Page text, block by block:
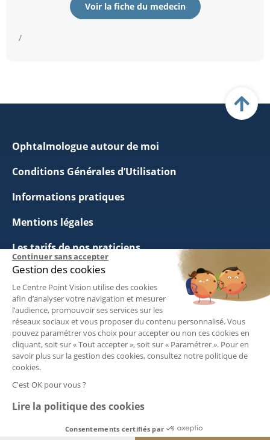
Voir la fiche du medecin
/
Ophtalmologue autour de moi
Conditions Générales d’Utilisation
Informations pratiques
Mentions légales
Les tarifs de nos praticiens
Politique de Confidentialité
Questions Fréquentes
Politique de Gestion des Cookies
Suivez-nous :
Continuer sans accepter
Gestion des cookies
Le Centre Point Vision utilise des cookies
afin d’analyser votre navigation et mesurer
l’audience, promouvoir ses services sur les
réseaux sociaux et vous proposer du contenu personnalisé. Vous
pouvez paramétrer vos choix pour accepter ou non ces cookies en
cliquant, soit sur « Tout accepter », soit sur « Paramétrer ». Pour en
savoir plus sur la gestion des cookies, consultez notre politique de
cookies.
C'est OK pour vous ?
Lire la politique des cookies
Consentements certifiés par